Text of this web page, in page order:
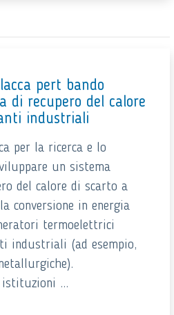
pert bando
di recupero del calore
industriali
per la ricerca e lo
un sistema
del calore di scarto a
conversione in energia
termoelettrici
industriali (ad esempio,
istituzioni ...